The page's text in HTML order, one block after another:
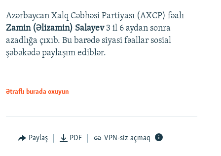
Azərbaycan Xalq Cəbhəsi Partiyası (AXCP) fəalı
Zamin (Əlizamin) Salayev 3 il 6 aydan sonra
azadlığa çıxıb. Bu barədə siyasi fəallar sosial
şəbəkədə paylaşım ediblər.
Ətraflı burada oxuyun
Paylaş PDF VPN-siz açmaq